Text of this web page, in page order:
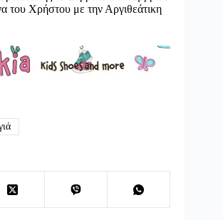
του Χρήστου με την Αργιθεάτικη